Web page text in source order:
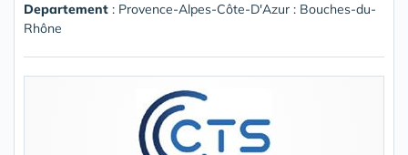
Departement : Provence-Alpes-Côte-D'Azur : Bouches-du-
Rhône